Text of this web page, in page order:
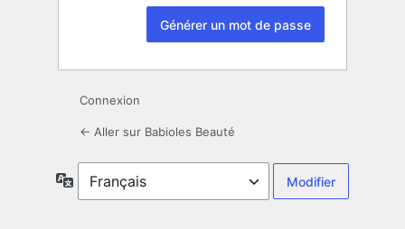
Connexion
← Aller sur Babioles Beauté
Langue